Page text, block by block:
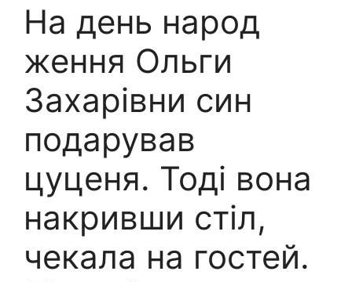
На день народ
ження Ольги
Захарівни син
подарував
цуценя. Тоді вона
накривши стіл,
чекала на гостей.